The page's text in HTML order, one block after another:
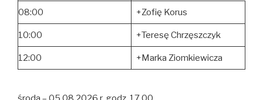
08:00 +Zofię Korus
10:00 +Teresę Chrzęszczyk
12:00 +Marka Ziomkiewicza